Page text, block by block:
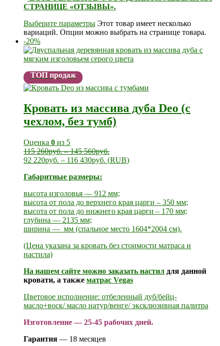
СТРАНИЦЕ «ОТЗЫВЫ».
Выберите параметры Этот товар имеет несколько
вариаций. Опции можно выбрать на странице товара.
-20%
ТОП продаж
Кровать из массива дуба Deo (с
чехлом, без тумб)
Оценка 0 из 5
115 260руб.–145 560руб.
92 220руб. – 116 430руб. (RUB)
Габаритные размеры:
высота изголовья — 912 мм;
высота от пола до верхнего края царги – 350 мм;
высота от пола до нижнего края царги – 170 мм;
глубина — 2135 мм;
ширина — мм (спальное место 1604*2004 см).
(Цена указана за кровать без стоимости матраса и
настила)
На нашем сайте можно заказать настил для данной
кровати, а также матрас Vegas
Цветовое исполнение: отбеленный дуб/бейц-
масло+воск/ масло натур/венге/ эксклюзивная палитра
Изготовление — 25-45 рабочих дней.
Гарантия — 18 месяцев